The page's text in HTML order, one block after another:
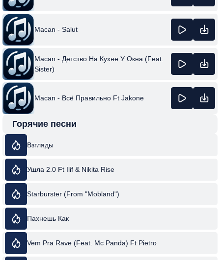
Macan - Salut
Macan - Детство На Кухне У Окна (Feat.
Sister)
Macan - Всё Правильно Ft Jakone
Горячие песни
Взгляды
Ушла 2.0 Ft Ilif & Nikita Rise
Starburster (From "Mobland")
Пахнешь Как
Vem Pra Rave (Feat. Mc Panda) Ft Pietro